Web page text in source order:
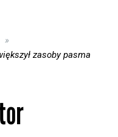
zasoby pasma